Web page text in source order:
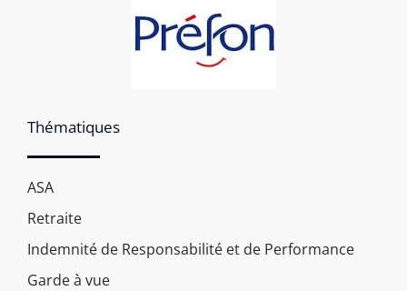
Thématiques
ASA
Retraite
Indemnité de Responsabilité et de Performance
Garde à vue